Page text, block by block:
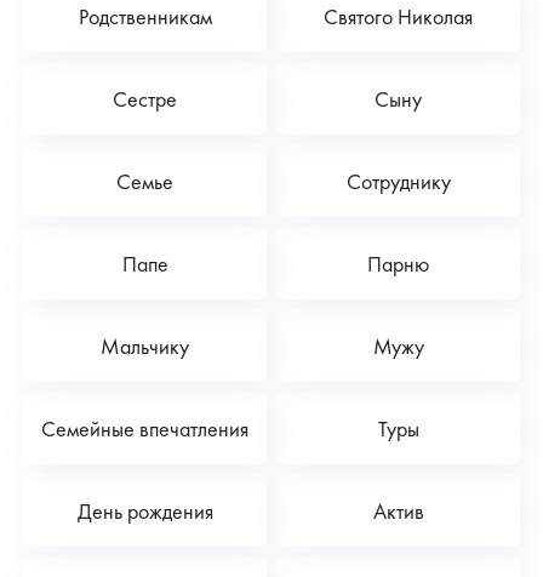
Родственникам Святого Николая
Сестре Сыну
Семье Сотруднику
Папе Парню
Мальчику Мужу
Семейные впечатления Туры
День рождения Актив